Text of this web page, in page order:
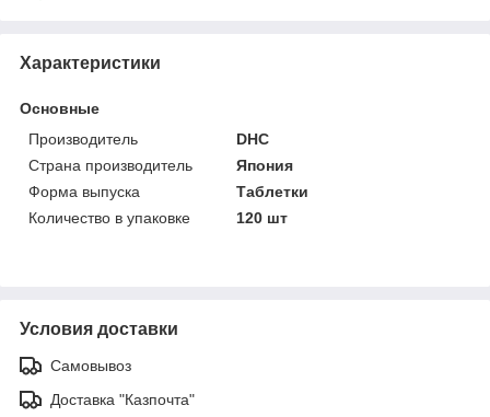
Характеристики
Основные
Производитель
DHC
Страна производитель
Япония
Форма выпуска
Таблетки
Количество в упаковке
120 шт
Условия доставки
Самовывоз
Доставка "Казпочта"